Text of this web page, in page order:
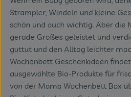
Themenwelten
Obst & Gemüse
Frischetheke
Vorratskammer
Naturdrogerie
Strampler, Windeln und kleine
schön und auch wichtig. Aber die
gerade Großes geleistet und
guttut und den Alltag leichter
Wochenbett Geschenkideen
ausgewählte Bio-Produkte für
von der Mama Wochenbett Box